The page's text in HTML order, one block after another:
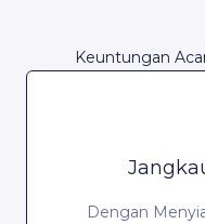
Keuntungan
Dengan